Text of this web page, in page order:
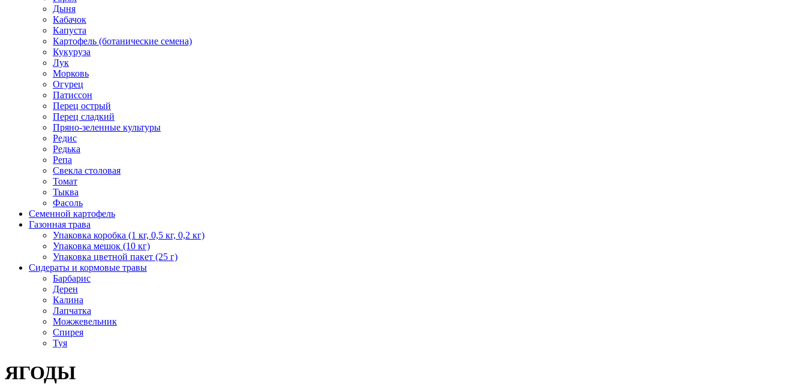
Дыня
Кабачок
Капуста
Картофель (ботанические семена)
Кукуруза
Лук
Морковь
Огурец
Патиссон
Перец острый
Перец сладкий
Пряно-зеленные культуры
Редис
Редька
Репа
Свекла столовая
Томат
Тыква
Фасоль
Семенной картофель
Газонная трава
Упаковка коробка (1 кг, 0,5 кг, 0,2 кг)
Упаковка мешок (10 кг)
Упаковка цветной пакет (25 г)
Сидераты и кормовые травы
Барбарис
Дерен
Калина
Лапчатка
Можжевельник
Спирея
Туя
ЯГОДЫ